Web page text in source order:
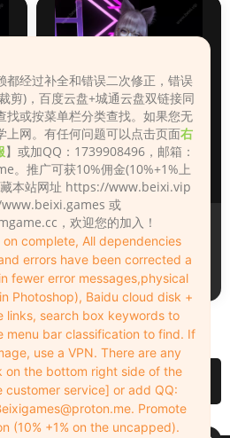
人物（Looks）
Lizhen2025
3天前
请先登录
都经过补全和错误二次修正，错误
剪)，百度云盘+城通云盘双链接同
找或按菜单栏分类查找。如果您无
上网。有任何问题可以点击页面右
】或加QQ：1739908496，邮箱：
。推广可获10%佣金(10%+1%上
本站网址 https://www.beixi.vip
或
，欢迎您的加入！
complete, All dependencies
errors have been corrected a
fewer error messages,physical
Photoshop), Baidu cloud disk +
links, search box keywords to
menu bar classification to find. If
use a VPN. There are any
on the bottom right side of the
customer service] or add QQ:
. Promote
(10% +1% on the uncapped).